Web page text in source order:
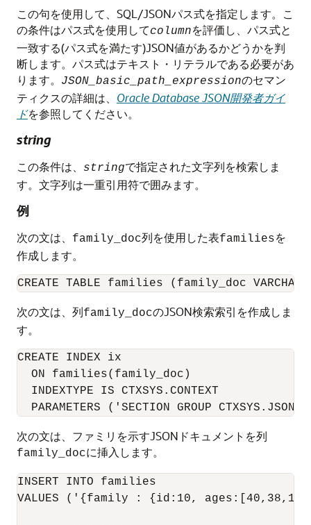
この句を使用して、SQL/JSONパス式を指定します。こ
の条件はパス式を使用してcolumnを評価し、パス式と
一致する(パス式を満たす)JSON値があるかどうかを判
断します。パス式はテキスト・リテラルである必要があ
ります。
JSON_basic_path_expressionのセマン
ティクスの詳細は、 Oracle Database JSON開発者ガイ
ドを参照してください。
string
この条件は、 stringで指定された文字列を検索しま
す。文字列は一重引用符で囲みます。
例
次の文は、 family_doc列を使用した表familiesを
作成します。
次の文は、列family_docのJSON検索索引を作成しま
す。
CREATE INDEX ix
  ON families(family_doc)
  INDEXTYPE IS CTXSYS.CONTEXT
次の文は、ファミリを示すJSONドキュメントを列
family_docに挿入します。
INSERT INTO families
VALUES ('{family : {id:10,